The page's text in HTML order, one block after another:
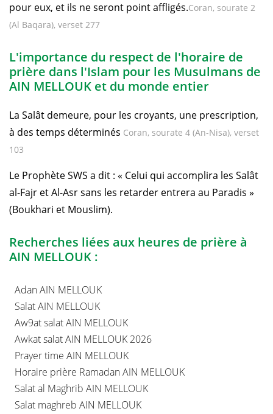
pour eux, et ils ne seront point affligés.Coran, sourate 2
(Al Baqara), verset 277
L'importance du respect de l'horaire de
prière dans l'Islam pour les Musulmans de
AIN MELLOUK et du monde entier
La Salât demeure, pour les croyants, une prescription,
à des temps déterminés Coran, sourate 4 (An-Nisa), verset
103
Le Prophète SWS a dit : « Celui qui accomplira les Salât
al-Fajr et Al-Asr sans les retarder entrera au Paradis »
(Boukhari et Mouslim).
Recherches liées aux heures de prière à
AIN MELLOUK :
Adan AIN MELLOUK
Salat AIN MELLOUK
Aw9at salat AIN MELLOUK
Awkat salat AIN MELLOUK 2026
Prayer time AIN MELLOUK
Horaire prière Ramadan AIN MELLOUK
Salat al Maghrib AIN MELLOUK
Salat maghreb AIN MELLOUK